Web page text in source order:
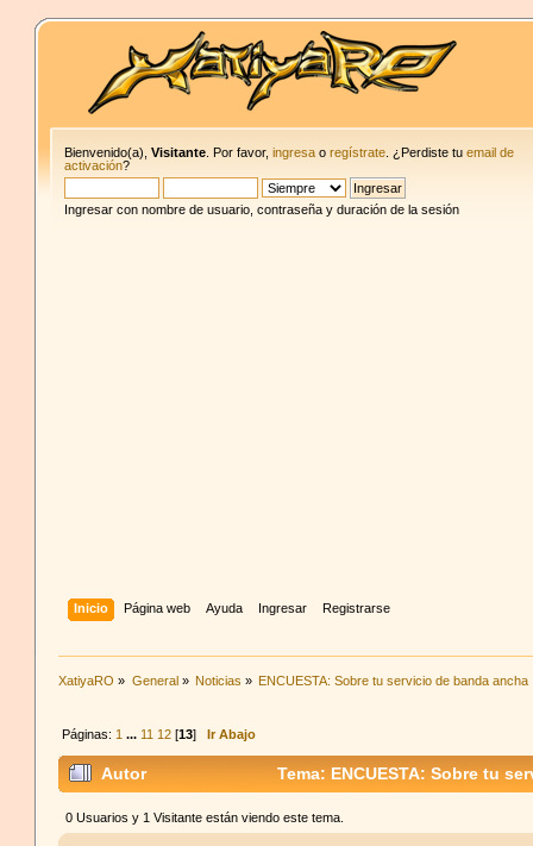
Bienvenido(a),Visitante . Por favor,ingresa oregístrate . ¿Perdiste tuemail de
activación?
Ingresar con nombre de usuario, contraseña y duración de la sesión
Inicio Página web Ayuda Ingresar Registrarse
XatiyaRO » General» Noticias » ENCUESTA: Sobre tu servicio de banda ancha
Páginas: 1 ... 11 12[13] Ir Abajo
Autor Tema: ENCUESTA: Sobre tu
0 Usuarios y 1 Visitante están viendo este tema.